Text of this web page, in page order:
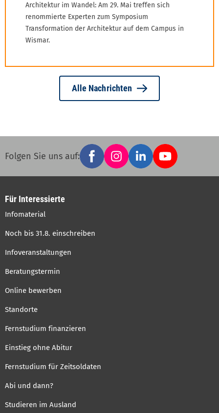
Architektur im Wandel: Am 29. Mai treffen sich
renommierte Experten zum Symposium
Transformation der Architektur auf dem Campus in
Wismar.
Alle Nachrichten
Social
links
Folgen Sie uns auf:
FacebookInstagramLinkedInYouTube
Für Interessierte
Infomaterial
Noch bis 31.8. einschreiben
Infoveranstaltungen
Beratungstermin
Online bewerben
Standorte
Fernstudium finanzieren
Einstieg ohne Abitur
Fernstudium für Zeitsoldaten
Abi und dann?
Studieren im Ausland